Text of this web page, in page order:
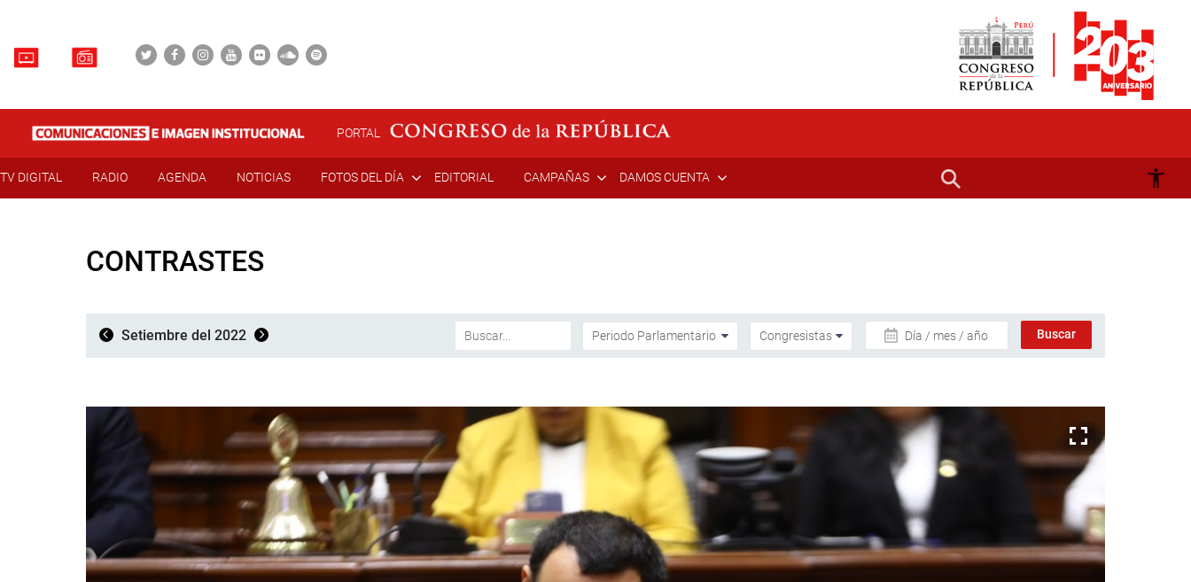
PORTAL
TV DIGITAL RADIO AGENDA NOTICIAS FOTOS DEL DÍA EDITORIAL CAMPAÑAS DAMOS CUENTA
CONTRASTES
Setiembre del 2022 Día / mes / año